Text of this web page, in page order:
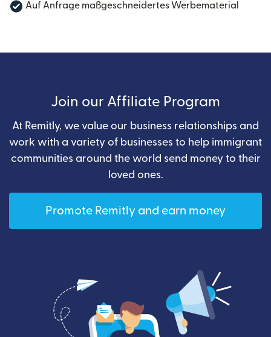
Auf Anfrage maßgeschneidertes Werbematerial
Join our Affiliate Program
At Remitly, we value our business relationships and
work with a variety of businesses to help immigrant
communities around the world send money to their
loved ones.
Promote Remitly and earn money